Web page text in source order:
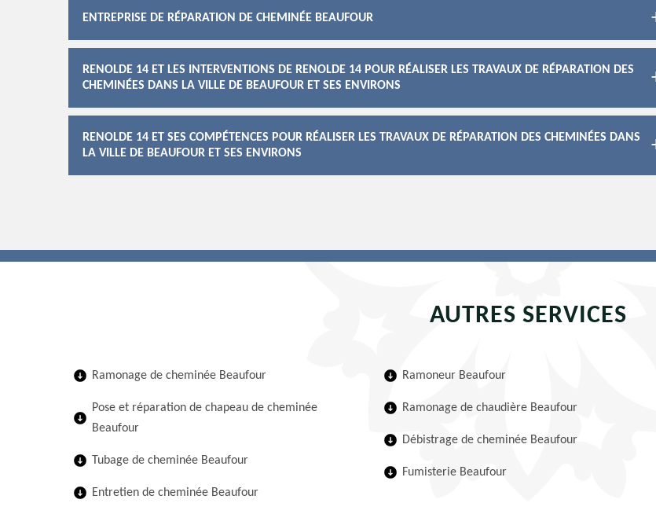
ENTREPRISE DE RÉPARATION DE CHEMINÉE BEAUFOUR
RENOLDE 14 ET LES INTERVENTIONS DE RENOLDE 14 POUR RÉALISER LES TRAVAUX DE RÉPARATION DES
CHEMINÉES DANS LA VILLE DE BEAUFOUR ET SES ENVIRONS
RENOLDE 14 ET SES COMPÉTENCES POUR RÉALISER LES TRAVAUX DE RÉPARATION DES CHEMINÉES DANS
LA VILLE DE BEAUFOUR ET SES ENVIRONS
AUTRES SERVICES
Ramonage de cheminée Beaufour
Pose et réparation de chapeau de cheminée
Beaufour
Tubage de cheminée Beaufour
Entretien de cheminée Beaufour
Ramoneur Beaufour
Ramonage de chaudière Beaufour
Débistrage de cheminée Beaufour
Fumisterie Beaufour